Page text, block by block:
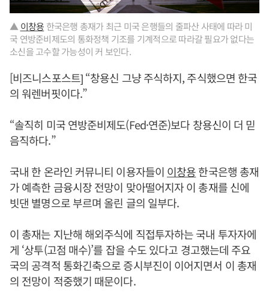
▲ 이창용 한국은행 총재가 최근 미국 은행들의 줄파산 사태에 따라 미
국 연방준비제도의 통화정책 기조를 기계적으로 따라갈 필요가 없다는
소신을 고수할 가능성이 커 보인다.
[비즈니스포스트] “창용신 그냥 주식하지, 주식했으면 한국
의 워렌버핏이다.”
“솔직히 미국 연방준비제도(Fed·연준)보다 창용신이 더 믿
음직하다.”
국내 한 온라인 커뮤니티 이용자들이 이창용한국은행 총재
가 예측한 금융시장 전망이 맞아떨어지자 이 총재를 신에
빗댄 별명으로 부르며 올린 글의 일부다.
이 총재는 지난해 해외주식에 직접투자하는 국내 투자자에
게 ‘상투(고점 매수)’를 잡을 수도 있다고 경고했는데 주요
국의 공격적 통화긴축으로 증시부진이 이어지면서 이 총재
의 전망이 적중했기 때문이다.